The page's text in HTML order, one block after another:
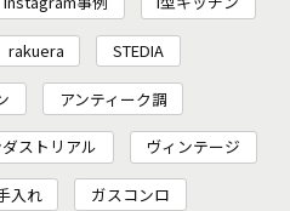
rakuera STEDIA
アンティーク調
ストリアル ヴィンテージ
入れ ガスコンロ